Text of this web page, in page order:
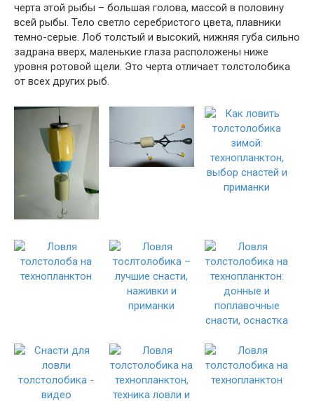
черта этой рыбы – большая голова, массой в половину
всей рыбы. Тело светло серебристого цвета, плавники
темно-серые. Лоб толстый и высокий, нижняя губа сильно
задрана вверх, маленькие глаза расположены ниже
уровня ротовой щели. Это черта отличает толстолобика
от всех других рыб.